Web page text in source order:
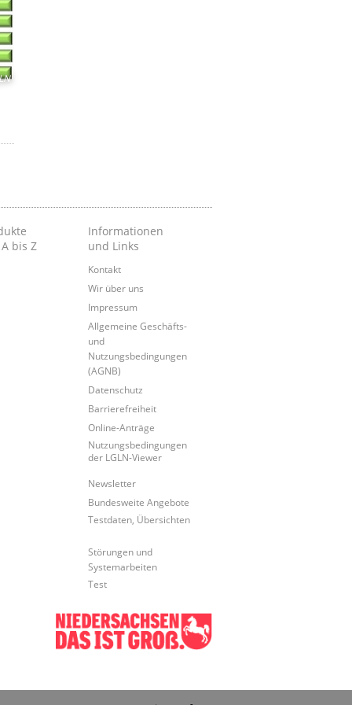
bis Z
Informationen
und Links
Kontakt
Wir über uns
Impressum
Allgemeine Geschäfts-
und
Nutzungsbedingungen
(AGNB)
Datenschutz
Barrierefreiheit
Online-Anträge
Nutzungsbedingungen
der LGLN-Viewer
Newsletter
Bundesweite Angebote
Testdaten, Übersichten
Störungen und
Systemarbeiten
Test